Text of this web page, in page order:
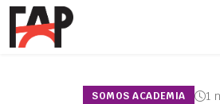
SOMOS ACADEMIA 1